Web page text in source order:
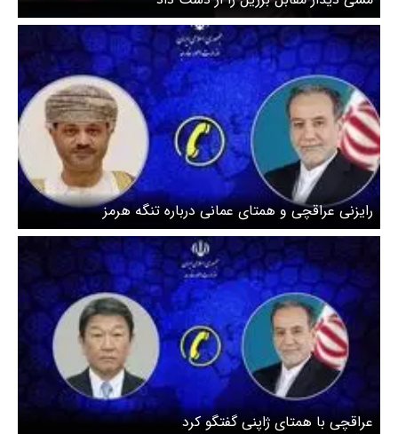
رایزنی عراقچی و همتای عمانی درباره تنگه هرمز
عراقچی با همتای ژاپنی گفتگو کرد